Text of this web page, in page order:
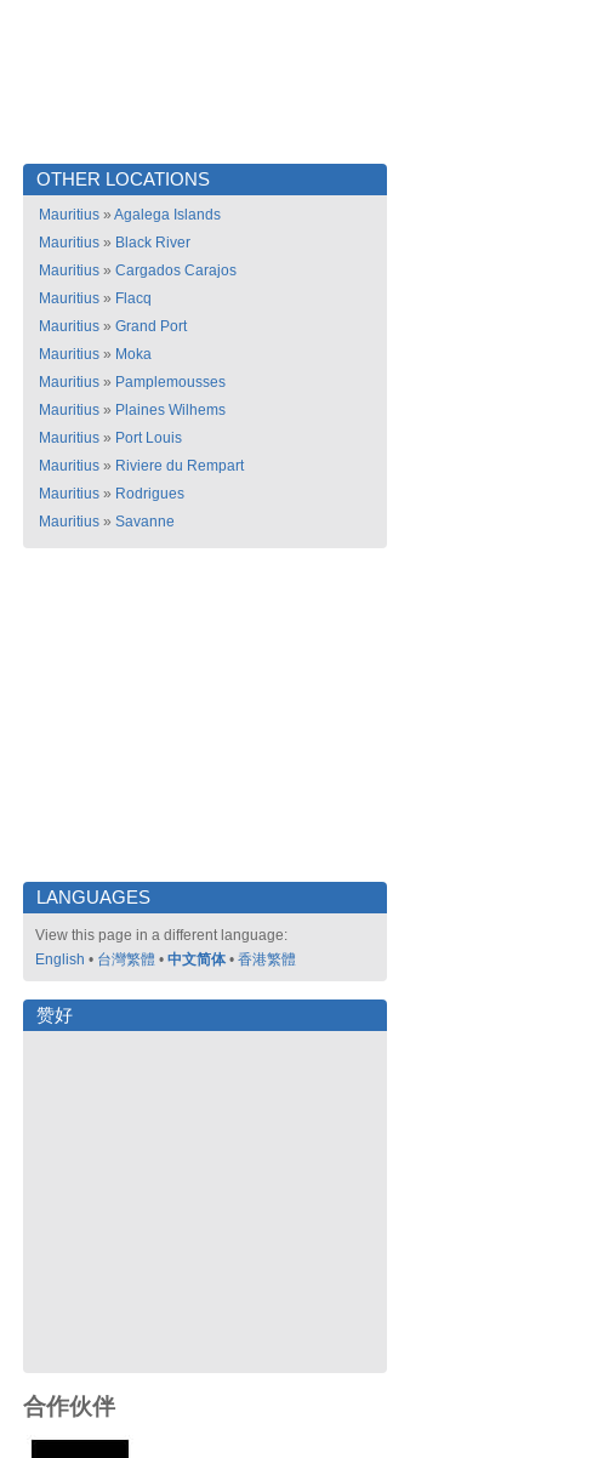
OTHER LOCATIONS
Mauritius » Agalega Islands
Mauritius » Black River
Mauritius » Cargados Carajos
Mauritius » Flacq
Mauritius » Grand Port
Mauritius » Moka
Mauritius » Pamplemousses
Mauritius » Plaines Wilhems
Mauritius » Port Louis
Mauritius » Riviere du Rempart
Mauritius » Rodrigues
Mauritius » Savanne
LANGUAGES
View this page in a different language:
English • 台灣繁體 • 中文简体 • 香港繁體
赞好
合作伙伴